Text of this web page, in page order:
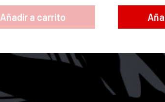
Añadir a carrito